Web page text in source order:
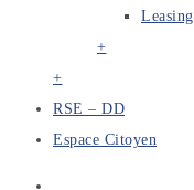
Leasing
+
+
RSE – DD
Espace Citoyen